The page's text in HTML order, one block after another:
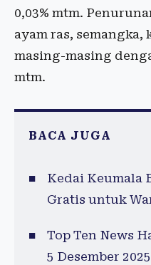
0,03% mtm.
ayam ras, semangka,
masing-masing
mtm.
BACA JUGA
Kedai Keumala
Gratis untuk
Top Ten News
5 Desember 2025